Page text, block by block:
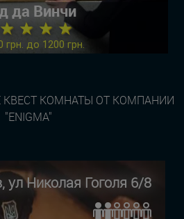
да Винчи
★ ★ ★
грн. до 1200 грн.
КВЕСТ КОМНАТЫ ОТ КОМПАНИИ
"ENIGMA"
ул Николая Гоголя 6/8